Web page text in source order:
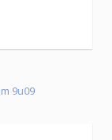
9u09